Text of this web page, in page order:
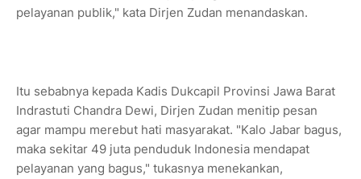
pelayanan publik," kata Dirjen Zudan menandaskan.
Itu sebabnya kepada Kadis Dukcapil Provinsi Jawa Barat
Indrastuti Chandra Dewi, Dirjen Zudan menitip pesan
agar mampu merebut hati masyarakat. "Kalo Jabar bagus,
maka sekitar 49 juta penduduk Indonesia mendapat
pelayanan yang bagus," tukasnya menekankan,